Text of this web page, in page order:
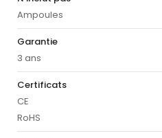
Ampoules
Garantie
3 ans
Certificats
CE
RoHS